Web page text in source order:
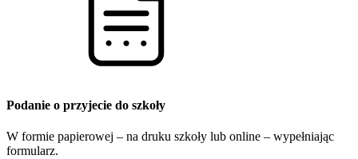
Podanie o przyjecie do szkoły
W formie papierowej – na druku szkoły lub online – wypełniając
formularz.